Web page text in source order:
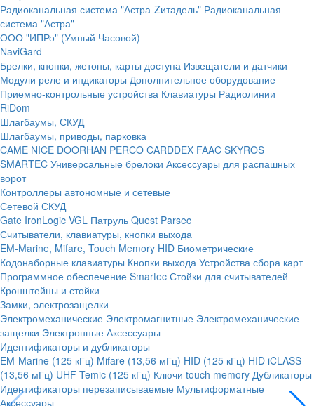
Радиоканальная система "Астра-Zитадель" Радиоканальная
система "Астра"
ООО "ИПРо" (Умный Часовой)
NaviGard
Брелки, кнопки, жетоны, карты доступа Извещатели и датчики
Модули реле и индикаторы Дополнительное оборудование
Приемно-контрольные устройства Клавиатуры Радиолинии
RiDom
Шлагбаумы, СКУД
Шлагбаумы, приводы, парковка
CAME NICE DOORHAN PERCO CARDDEX FAAC SKYROS
SMARTEC Универсальные брелоки Аксессуары для распашных
ворот
Контроллеры автономные и сетевые
Сетевой СКУД
Gate IronLogic VGL Патруль Quest Parsec
Считыватели, клавиатуры, кнопки выхода
EM-Marine, Mifare, Touch Memory HID Биометрические
Кодонаборные клавиатуры Кнопки выхода Устройства сбора карт
Программное обеспечение Smartec Стойки для считывателей
Кронштейны и стойки
Замки, электрозащелки
Электромеханические Электромагнитные Электромеханические
защелки Электронные Аксессуары
Идентификаторы и дубликаторы
EM-Marine (125 кГц) Mifare (13,56 мГц) HID (125 кГц) HID iCLASS
(13,56 мГц) UHF Temic (125 кГц) Ключи touch memory Дубликаторы
Идентификаторы перезаписываемые Мультиформатные
Аксессуары